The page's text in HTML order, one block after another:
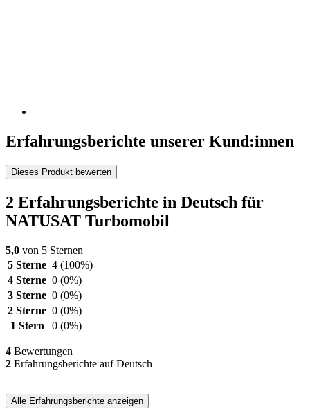
Erfahrungsberichte unserer Kund:innen
Dieses Produkt bewerten
2 Erfahrungsberichte in Deutsch für
NATUSAT Turbomobil
5,0 von 5 Sternen
5 Sterne 4 (100%)
4 Sterne 0 (0%)
3 Sterne 0 (0%)
2 Sterne 0 (0%)
1 Stern
0 (0%)
4 Bewertungen
2 Erfahrungsberichte auf Deutsch
Alle Erfahrungsberichte anzeigen